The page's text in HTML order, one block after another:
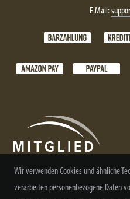
E.Mail:
Wir verwenden Cookies und ähnliche
verarbeiten personenbezogene Daten